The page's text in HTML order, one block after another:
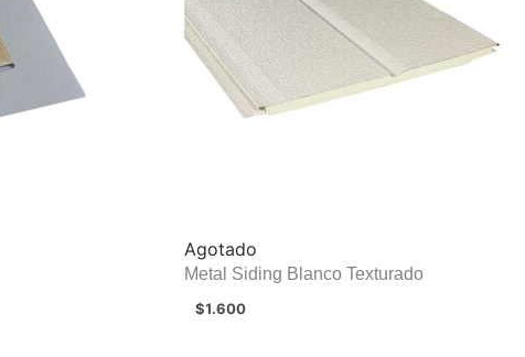
Agotado
Metal Siding Blanco Texturado
$1.600